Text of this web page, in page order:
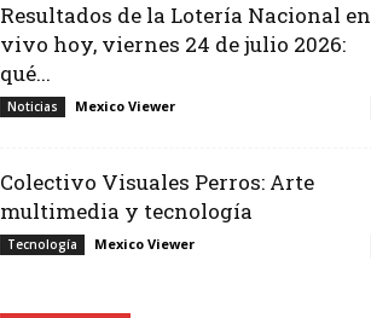
Resultados de la Lotería Nacional en
vivo hoy, viernes 24 de julio 2026:
qué...
Noticias Mexico Viewer
Colectivo Visuales Perros: Arte
multimedia y tecnología
Tecnología Mexico Viewer